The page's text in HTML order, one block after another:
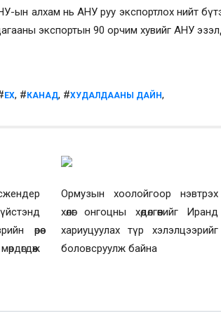
алхам нь АНУ руу экспортлох нийт
экспортын 90 орчим хувийг АНУ
ЕХ, # КАНАД, #ХУДАЛДААНЫ ДАЙН,
өрөө
Ормузын хоолойгоор нэвтрэх
хөлөг онгоцны хөдөлгөөнийг Иранд
хариуцуулах түр хэлэлцээрийг
боловсруулж байна